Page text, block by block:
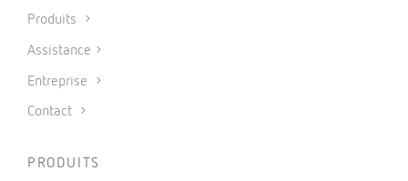
Produits
Assistance
Entreprise
Contact
PRODUITS